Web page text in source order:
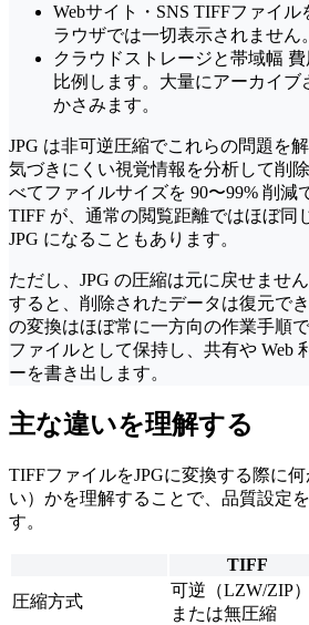
Webサイト・SNS TIFFファイル
ラウザでは一切表示されません。
クラウドストレージと帯域幅
比例します。大量にアーカイブ
かさみます。
JPG は非可逆圧縮でこれらの問題を
気づきにくい視覚情報を分析して削
べてファイルサイズを 90〜99% 削減
TIFF が、通常の閲覧距離ではほぼ同
JPG になることもあります。
ただし、JPG の圧縮は元に戻せませ
すると、削除されたデータは復元で
の変換はほぼ常に一方向の作業手順
ファイルとして保持し、共有や Web
ーを書き出します。
主な違いを理解する
TIFFファイルをJPGに変換する際に
い）かを理解することで、品質設定
す。
TIFF
圧縮方式
可逆（LZW/ZIP）
または無圧縮